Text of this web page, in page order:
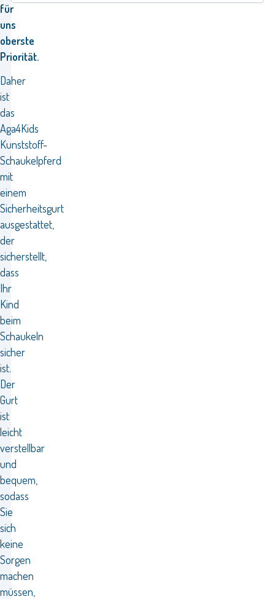
für
uns
oberste
Priorität.
Daher
ist
das
Aga4Kids
Kunststoff-
Schaukelpferd
mit
einem
Sicherheitsgurt
ausgestattet,
der
sicherstellt,
dass
Ihr
Kind
beim
Schaukeln
sicher
ist.
Der
Gurt
ist
leicht
verstellbar
und
bequem,
sodass
Sie
sich
keine
Sorgen
machen
müssen,